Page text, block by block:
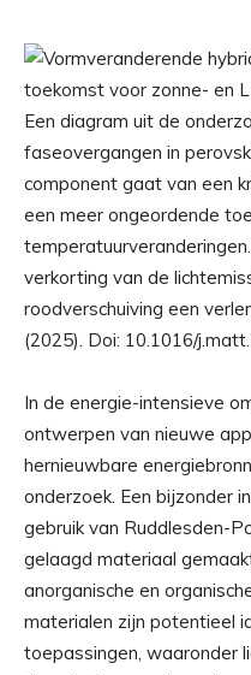
Een diagram uit de
faseovergangen in
component gaat van een
een meer ongeordende
verkorting van de
roodverschuiving een
(2025). Doi: 10.1016/
In de energie-intensieve
ontwerpen van nieuwe
hernieuwbare
onderzoek. Een bijzonder
gebruik van Ruddlesden-
gelaagd materiaal
anorganische en
materialen zijn potentieel
toepassingen, waaronder